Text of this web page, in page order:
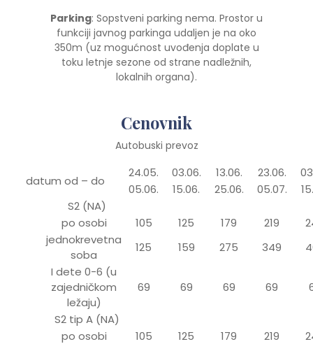
Parking: Sopstveni parking nema. Prostor u
funkciji javnog parkinga udaljen je na oko
350m (uz mogućnost uvođenja doplate u
toku letnje sezone od strane nadležnih,
lokalnih organa).
Cenovnik
Autobuski prevoz
datum od – do
24.05. 03.06. 13.06. 23.06.
05.06.
15.06. 25.06. 05.07.
S2 (NA)
po osobi
105 125 179 219
jednokrevetna
soba
125 159 275 349
I dete 0-6 (u
zajedničkom
ležaju)
69 69 69 69
S2 tip A (NA)
po osobi
105 125 179 219